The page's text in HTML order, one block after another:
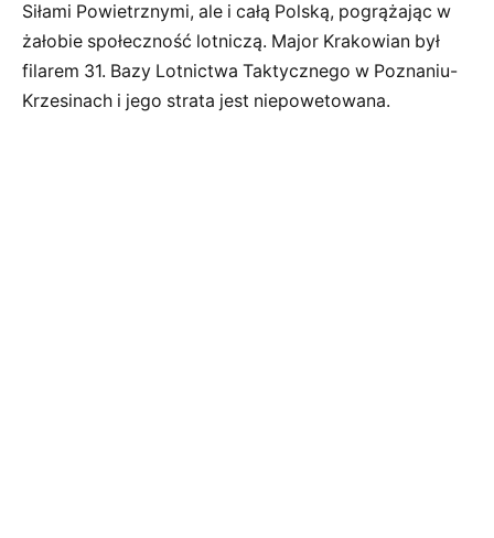
Siłami Powietrznymi, ale i całą Polską, pogrążając w
żałobie społeczność lotniczą. Major Krakowian był
filarem 31. Bazy Lotnictwa Taktycznego w Poznaniu-
Krzesinach i jego strata jest niepowetowana.